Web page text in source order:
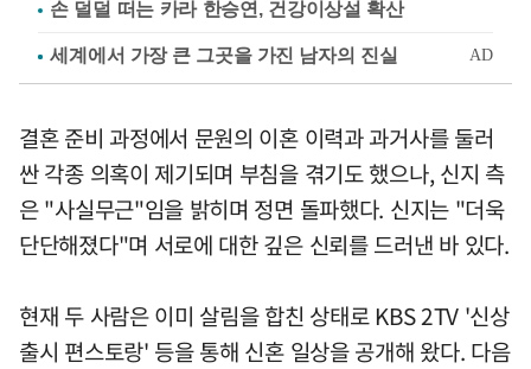
손 덜덜 떠는 카라 한승연, 건강이상설 확산
결혼 준비 과정에서 문원의 이혼 이력과 과거사를 둘러
싼 각종 의혹이 제기되며 부침을 겪기도 했으나, 신지 측
은 "사실무근"임을 밝히며 정면 돌파했다. 신지는 "더욱
단단해졌다"며 서로에 대한 깊은 신뢰를 드러낸 바 있다.
현재 두 사람은 이미 살림을 합친 상태로 KBS 2TV '신상
출시 편스토랑' 등을 통해 신혼 일상을 공개해 왔다. 다음